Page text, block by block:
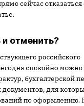
сейчас отказаться
отменить?
российского
спокойно можно
бухгалтерской
документов, для
по оформлению.